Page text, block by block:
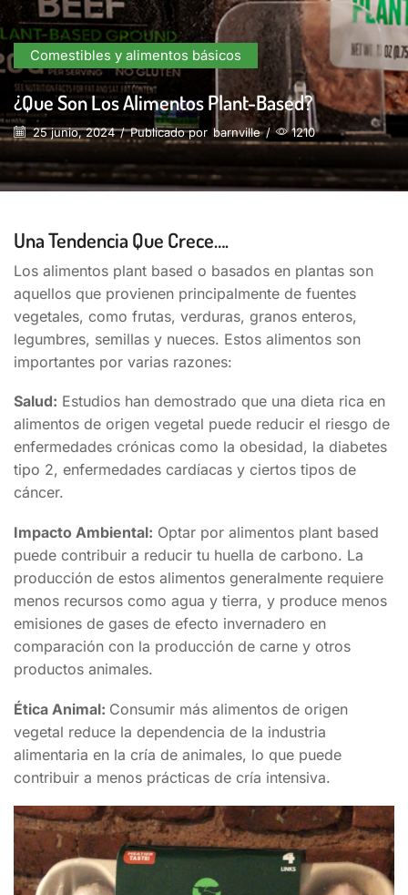
Comestibles y alimentos básicos
¿Que Son Los Alimentos Plant-Based?
25 junio, 2024 / Publicado por barnville / 1210
Una Tendencia Que Crece….
Los alimentos plant based o basados en plantas son
aquellos que provienen principalmente de fuentes
vegetales, como frutas, verduras, granos enteros,
legumbres, semillas y nueces. Estos alimentos son
importantes por varias razones:
Salud: Estudios han demostrado que una dieta rica en
alimentos de origen vegetal puede reducir el riesgo de
enfermedades crónicas como la obesidad, la diabetes
tipo 2, enfermedades cardíacas y ciertos tipos de
cáncer.
Impacto Ambiental: Optar por alimentos plant based
puede contribuir a reducir tu huella de carbono. La
producción de estos alimentos generalmente requiere
menos recursos como agua y tierra, y produce menos
emisiones de gases de efecto invernadero en
comparación con la producción de carne y otros
productos animales.
Ética Animal: Consumir más alimentos de origen
vegetal reduce la dependencia de la industria
alimentaria en la cría de animales, lo que puede
contribuir a menos prácticas de cría intensiva.